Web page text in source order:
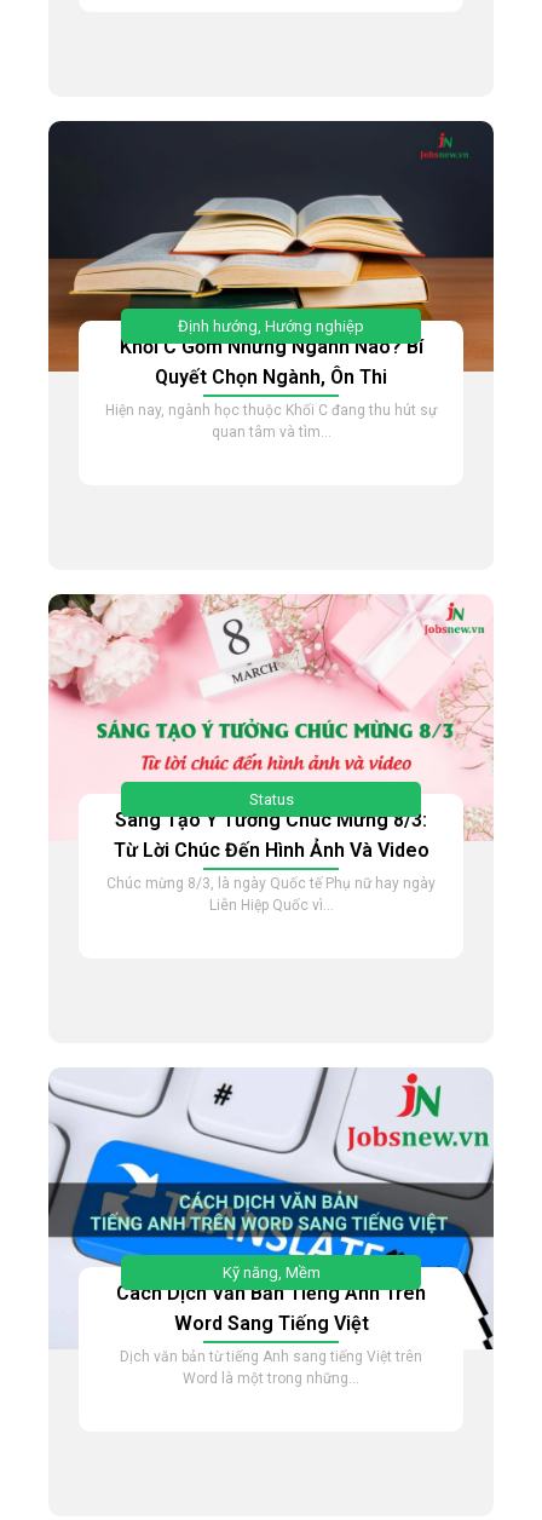
Định hướng Hướng nghiệp
Khối C Gồm Những Ngành Nào? Bí
Quyết Chọn Ngành, Ôn Thi
Hiện nay, ngành học thuộc Khối C đang thu hút sự
quan tâm và tìm...
Status
Sáng Tạo Ý Tưởng Chúc Mừng 8/3:
Từ Lời Chúc Đến Hình Ảnh Và Video
Chúc mừng 8/3, là ngày Quốc tế Phụ nữ hay ngày
Liên Hiệp Quốc vì...
Kỹ năng Mềm
Cách Dịch Văn Bản Tiếng Anh Trên
Word Sang Tiếng Việt
Dịch văn bản từ tiếng Anh sang tiếng Việt trên
Word là một trong những...